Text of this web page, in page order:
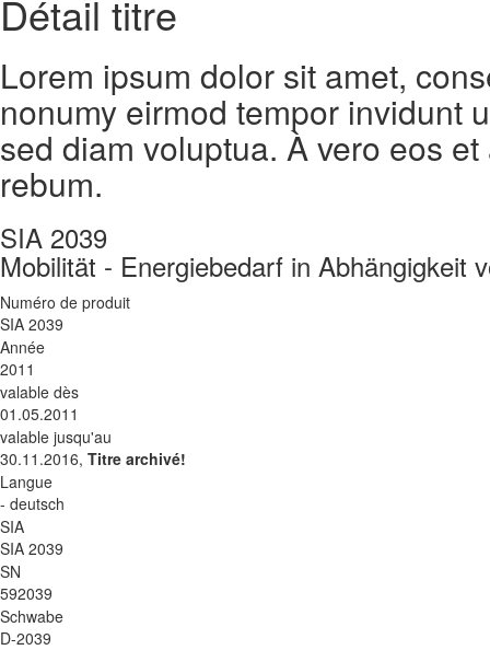
Détail titre
Lorem ipsum dolor sit amet,
nonumy eirmod tempor invidunt
sed diam voluptua. À vero eos
rebum.
SIA 2039
Mobilität - Energiebedarf in Abhängigkeit
Numéro de produit
SIA 2039
Année
2011
valable dès
01.05.2011
valable jusqu'au
30.11.2016, Titre archivé!
Langue
- deutsch
SIA
SIA 2039
SN
592039
Schwabe
D-2039